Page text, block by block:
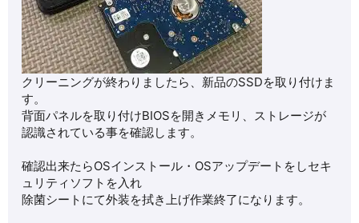
クリーニングが終わりましたら、新品のSSDを取り付けま
す。
背面パネルを取り付けBIOSを開きメモリ、ストレージが
認識されている事を確認します。
確認出来たらOSインストール・OSアップデートをしセキ
ュリティソフトを入れ
除菌シートにて外装を拭き上げ作業終了になります。